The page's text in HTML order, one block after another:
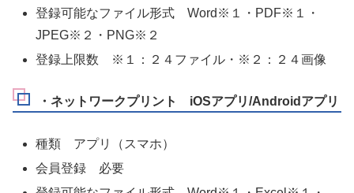
登録可能なファイル形式 Word※１・PDF※１・
JPEG※２・PNG※２
登録上限数 ※１：２４ファイル・※２：２４画像
・ネットワークプリント iOSアプリ/Androidアプリ
種類 アプリ（スマホ）
会員登録 必要